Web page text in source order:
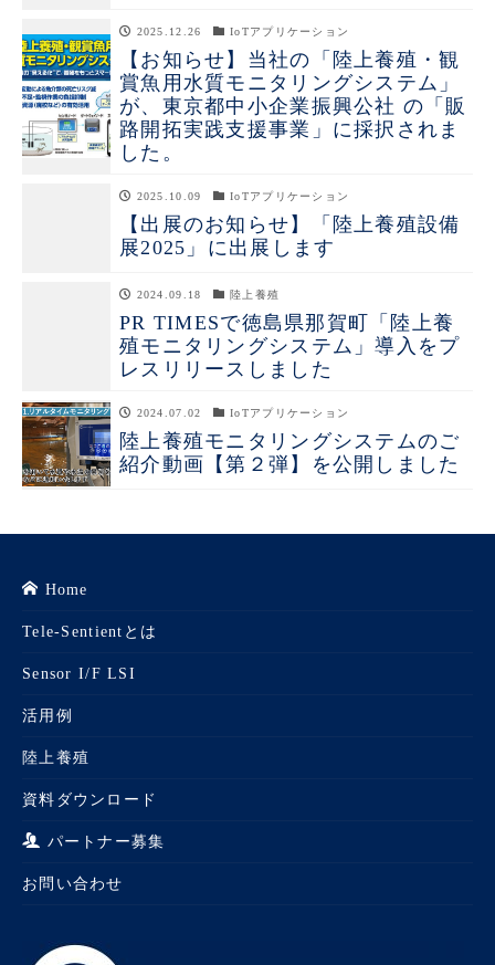
2025.12.26 IoTアプリケーション
【お知らせ】当社の「陸上養殖・観
賞魚用水質モニタリングシステム」
が、東京都中小企業振興公社 の「販
路開拓実践支援事業」に採択されま
した。
2025.10.09 IoTアプリケーション
【出展のお知らせ】「陸上養殖設備
展2025」に出展します
2024.09.18 陸上養殖
PR TIMESで徳島県那賀町「陸上養
殖モニタリングシステム」導入をプ
レスリリースしました
2024.07.02 IoTアプリケーション
陸上養殖モニタリングシステムのご
紹介動画【第２弾】を公開しました
Home
Tele-Sentientとは
Sensor I/F LSI
活用例
陸上養殖
資料ダウンロード
パートナー募集
お問い合わせ